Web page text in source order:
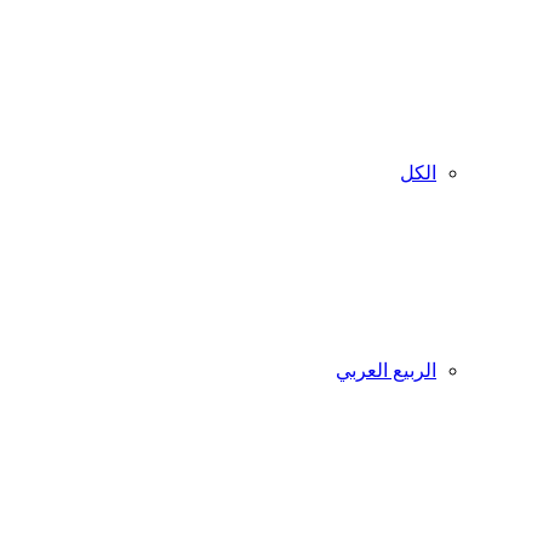
الكل
الربيع العربي